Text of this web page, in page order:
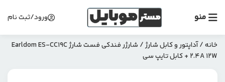
منو ورود/ثبت نام
خانه/آداپتور و کابل شارژ
/ شارژر فندکی فست شارژ Earldom ES-CC19C
2.4A 12W + کابل تایپ سی